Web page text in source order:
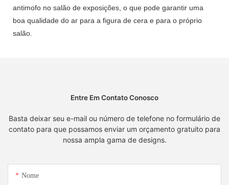
antimofo no salão de exposições, o que pode garantir uma
boa qualidade do ar para a figura de cera e para o próprio
salão.
Entre Em Contato Conosco
Basta deixar seu e-mail ou número de telefone no formulário de
contato para que possamos enviar um orçamento gratuito para
nossa ampla gama de designs.
Nome